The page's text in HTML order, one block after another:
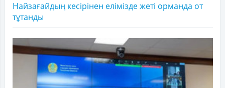
Найзағайдың кесірінен елімізде жеті орманда от
тұтанды